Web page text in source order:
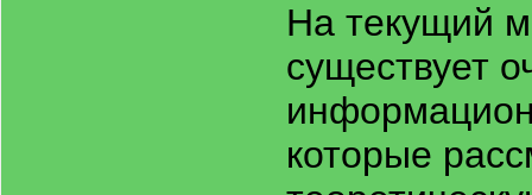
На текущий
существует
которые